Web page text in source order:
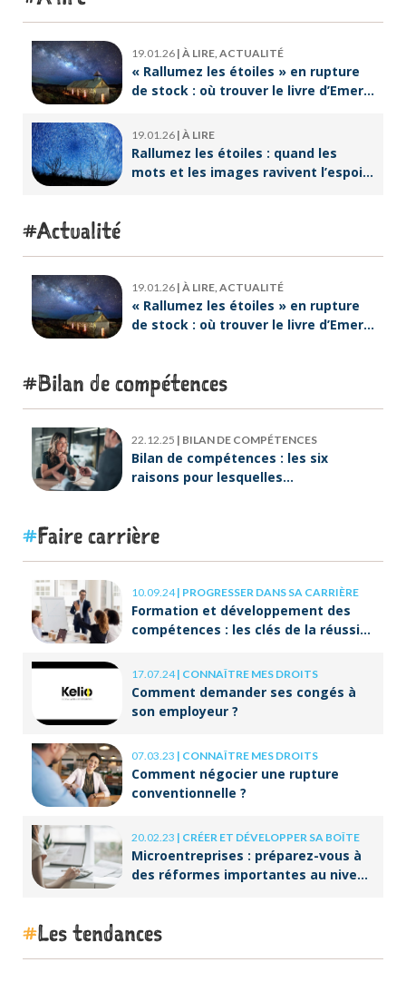
19.01.26 | À LIRE, ACTUALITÉ
« Rallumez les étoiles » en rupture
de stock : où trouver le livre d’Emeric
19.01.26 | À LIRE
Rallumez les étoiles : quand les
mots et les images ravivent l’espoir
Actualité
19.01.26 | À LIRE, ACTUALITÉ
« Rallumez les étoiles » en rupture
de stock : où trouver le livre d’Emeric
Bilan de compétences
22.12.25 | BILAN DE COMPÉTENCES
Bilan de compétences : les six
raisons pour lesquelles
Faire carrière
10.09.24| PROGRESSER DANS SA CARRIÈRE
Formation et développement des
compétences : les clés de la réussite
17.07.24| CONNAÎTRE MES DROITS
Comment demander ses congés à
son employeur ?
07.03.23 | CONNAÎTRE MES DROITS
Comment négocier une rupture
conventionnelle ?
20.02.23 | CRÉER ET DÉVELOPPER SA BOÎTE
Microentreprises : préparez-vous à
des réformes importantes au niveau
Les tendances